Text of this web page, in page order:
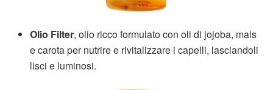
Olio Filter, olio ricco formulato con oli di jojoba, mais
e carota per nutrire e rivitalizzare i capelli, lasciandoli
lisci e luminosi.